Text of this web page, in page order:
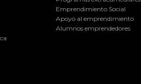
Emprendimiento Social
Apoyo al emprendimiento
Alumnos emprendedores